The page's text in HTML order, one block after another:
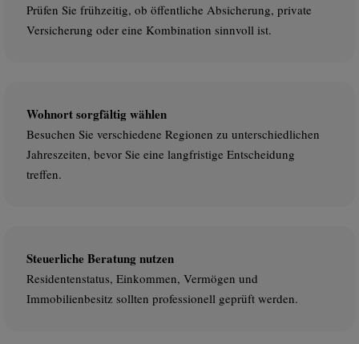
Prüfen Sie frühzeitig, ob öffentliche Absicherung, private
Versicherung oder eine Kombination sinnvoll ist.
Wohnort sorgfältig wählen
Besuchen Sie verschiedene Regionen zu unterschiedlichen
Jahreszeiten, bevor Sie eine langfristige Entscheidung
treffen.
Steuerliche Beratung nutzen
Residentenstatus, Einkommen, Vermögen und
Immobilienbesitz sollten professionell geprüft werden.